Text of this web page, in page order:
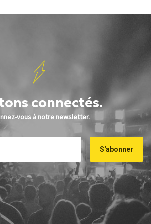
connectés.
vous à notre newsletter.